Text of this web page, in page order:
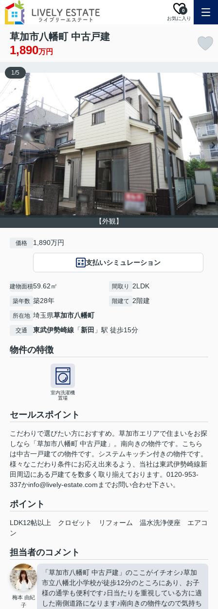
お気に入り
0
草加市八幡町 中古戸建
1,890万円
【外観】
1/5
価格 1,890万円
支払いシミュレーション
建物面積59.62㎡ 間取り 2LDK
築年数 築28年 階建て 2階建
所在地 埼玉県草加市八幡町
交通 東武伊勢崎線 「新田 」駅 徒歩15分
物件の特徴
室内洗濯機
置場
セールスポイント
こだわりで選びたい方におすすめ。草加市エリアで住まいをお探
しなら「草加市八幡町 中古戸建」。南向きの物件です。こちら
は中古一戸建ての物件です。システムキッチン付きの物件です。
様々なこだわり条件にお応え出来るよう、当社は東武伊勢崎線新
田周辺にある戸建てを数多く取り揃えております。0120-953-
337かinfo@lively-estate.comまでお問い合わせ下さい。
ポイント
LDK12帖以上 クロゼット リフォーム 温水洗浄便座
エアコ
ン
担当者のコメント
梅本 由紀
子
「草加市八幡町 中古戸建」のここがイチオシ♪草加
市立八幡北小学校が徒歩12分のところにあり、お子
様の通学も便利です♪日当たりを重視している方に適
した南側道路になります♪南向きの物件なので気持ち